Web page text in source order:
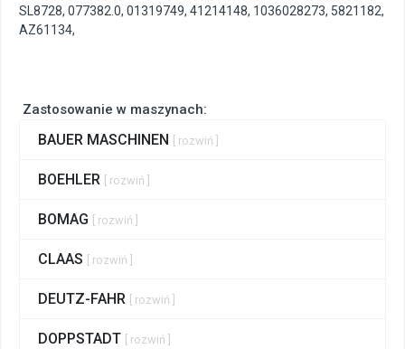
Zastosowanie w maszynach:
BAUER MASCHINEN [ rozwiń ]
BOEHLER [ rozwiń ]
BOMAG [ rozwiń ]
CLAAS [ rozwiń ]
DEUTZ-FAHR [ rozwiń ]
DOPPSTADT [ rozwiń ]
SL8728, 077382.0, 01319749, 41214148, 1036028273, 5821182,
AZ61134,